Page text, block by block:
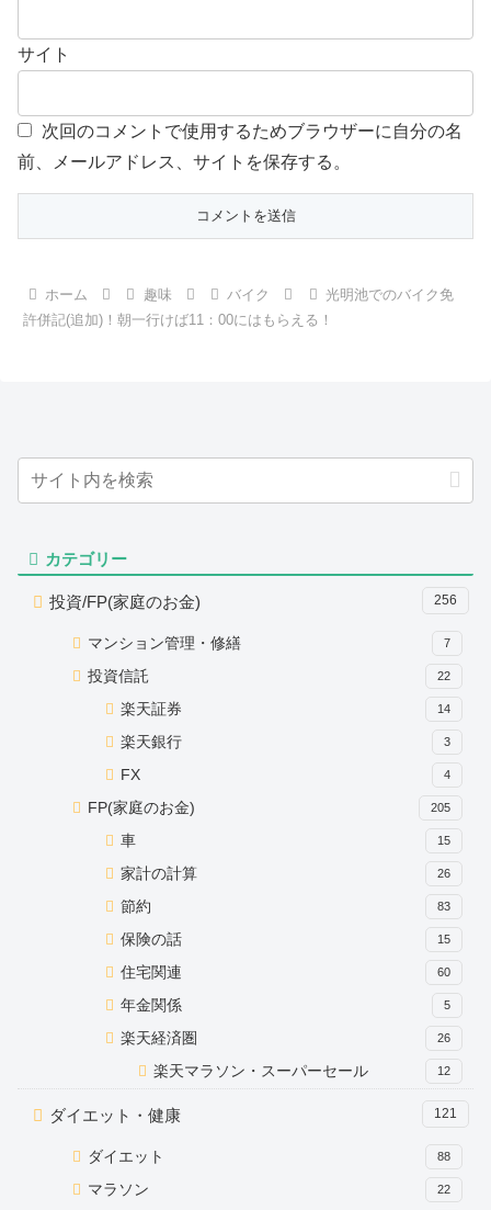
サイト
次回のコメントで使用するためブラウザーに自分の名
前、メールアドレス、サイトを保存する。
ホーム 趣味 バイク
光明池でのバイク免
許併記(追加)！朝一行けば11：00にはもらえる！
カテゴリー
投資/FP(家庭のお金) 256
マンション管理・修繕 7
投資信託 22
楽天証券 14
楽天銀行 3
FX 4
FP(家庭のお金) 205
車 15
家計の計算 26
節約 83
保険の話 15
住宅関連 60
年金関係 5
楽天経済圏 26
楽天マラソン・スーパーセール 12
ダイエット・健康 121
ダイエット 88
マラソン 22